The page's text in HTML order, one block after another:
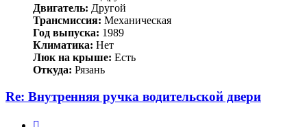
Двигатель: Другой
Трансмиссия: Механическая
Год выпуска: 1989
Климатика: Нет
Люк на крыше: Есть
Откуда: Рязань
Re: Внутренняя ручка водительской двери